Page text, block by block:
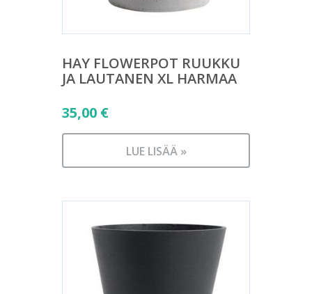
HAY FLOWERPOT RUUKKU
JA LAUTANEN XL HARMAA
35,00 €
LUE LISÄÄ »